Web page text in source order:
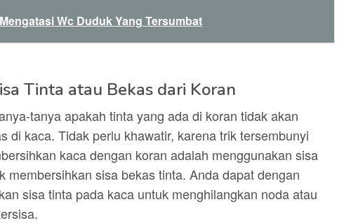
Wc Duduk Yang Tersumbat
Tinta atau Bekas dari Koran
tanya apakah tinta yang ada di koran tidak akan
di kaca. Tidak perlu khawatir, karena trik tersembunyi
kaca dengan koran adalah menggunakan sisa
membersihkan sisa bekas tinta. Anda dapat dengan
sisa tinta pada kaca untuk menghilangkan noda atau